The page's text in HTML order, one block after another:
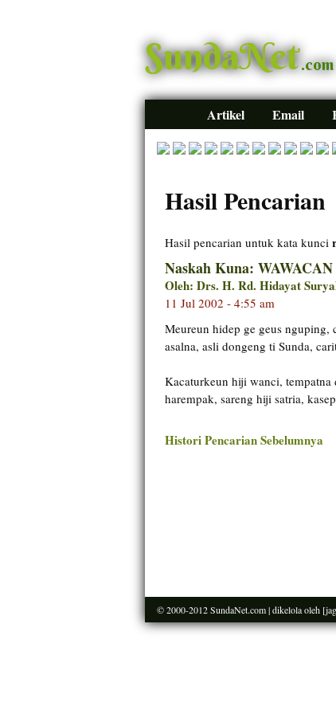
SundaNet.com
Artikel Email
Hasil Pencarian
Hasil pencarian untuk kata kunci
Naskah Kuna:
Oleh: Drs. H. Rd. Hidayat
11 Jul 2002 - 4:55 am
Meureun hidep ge geus nguping,
asalna, asli dongeng ti Sunda,
Kacaturkeun hiji wanci,
harempak, sareng hiji satria,
Histori Pencarian Sebelumnya
© 2000-2012SundaNet.com| dikelola oleh